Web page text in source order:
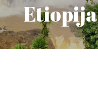
Etiopija